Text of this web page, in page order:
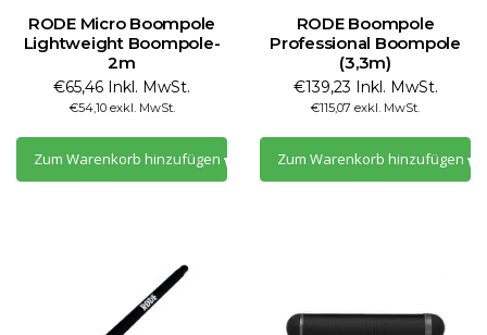
RODE Micro Boompole
Lightweight Boompole-
2m
€65,46 Inkl. MwSt.
€54,10 exkl. MwSt.
Zum Warenkorb hinzufügen
RODE Boompole
Professional Boompole
(3,3m)
€139,23 Inkl. MwSt.
€115,07 exkl. MwSt.
Zum Warenkorb hinzufügen